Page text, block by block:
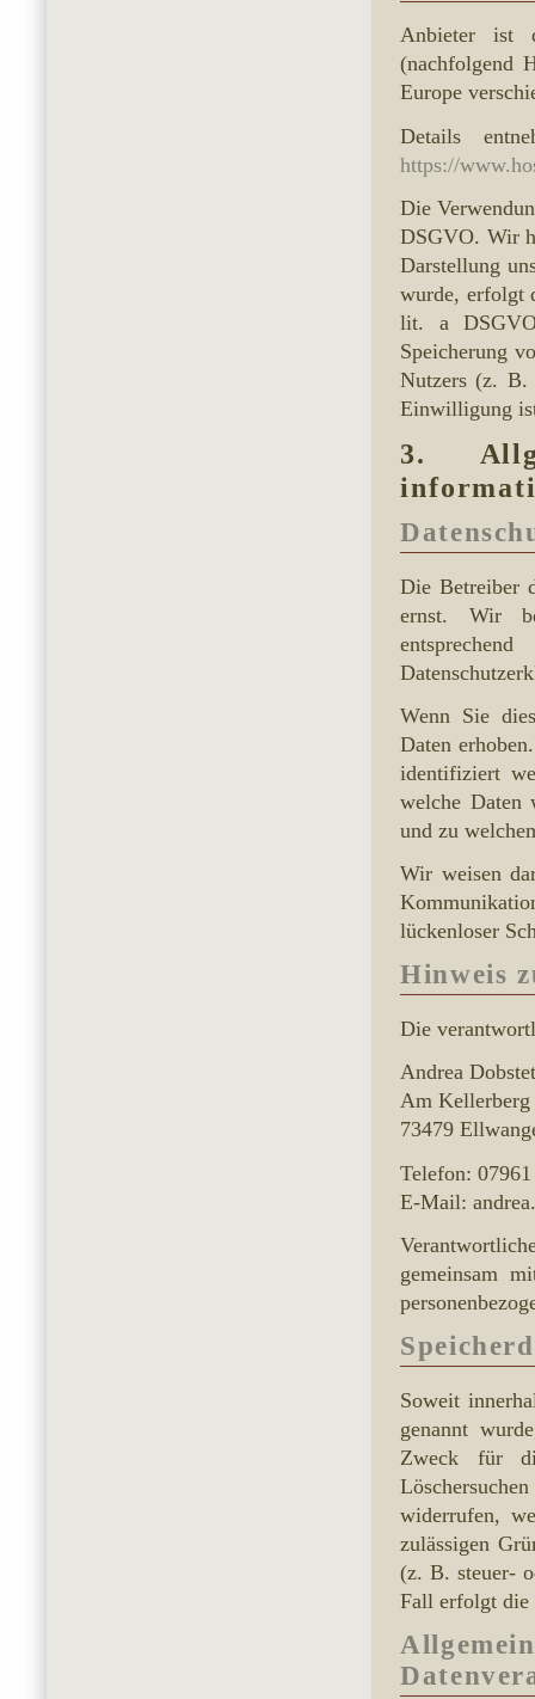
Anbieter ist
(nachfolgend
Europe
Details
https://
Die
DSGVO. Wir
Darstellung
wurde, erfolgt
lit. a
Speicherung
Nutzers (z. B.
Einwilligung
3.
Die Betreiber
ernst. Wir
Wenn Sie
Daten
identifiziert
welche Daten
und zu
Wir weisen
lückenloser
Hinweis
Die
Andrea
Am Kellerberg
73479
Telefon:
E-Mail:
gemeinsam
Soweit
genannt
Zweck für
widerrufen,
zulässigen
(z. B. steuer-
Fall erfolgt die